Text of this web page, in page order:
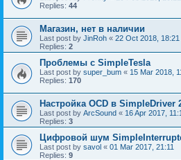
Replies: 44
Магазин, нет в наличии
Last post by JinRoh « 22 Oct 2018, 18:21
Replies: 2
Проблемы с SimpleTesla
Last post by super_bum « 15 Mar 2018,
Replies: 170
Настройка OCD в SimpleDriver
Last post by ArcSound « 16 Apr 2017,
Replies: 3
Цифровой шум
Last post by savol « 01 Mar 2017, 21:11
Replies: 9